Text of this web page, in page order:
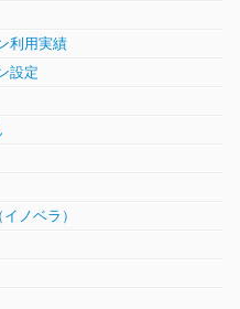
利用実績
設定
ノベラ）